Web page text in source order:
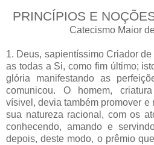
PRINCÍPIOS E
Catecismo Maior
1. Deus, sapientíssimo Criador
as todas a Si, como fim último;
glória manifestando as
comunicou. O homem,
vísivel, devia também promover e
sua natureza racional, com os
conhecendo, amando e
depois, deste modo, o prêmio